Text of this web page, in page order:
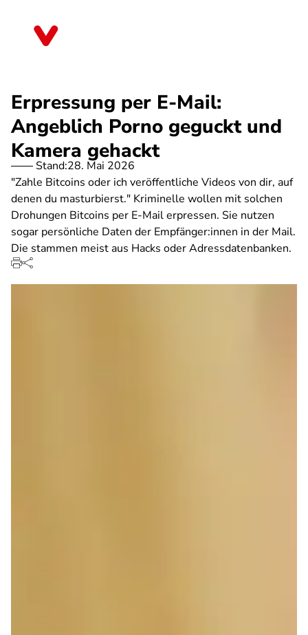
Erpressung per E-Mail:
Angeblich Porno geguckt und
Kamera gehackt
Stand:28. Mai 2026
"Zahle Bitcoins oder ich veröffentliche Videos von dir, auf
denen du masturbierst." Kriminelle wollen mit solchen
Drohungen Bitcoins per E-Mail erpressen. Sie nutzen
sogar persönliche Daten der Empfänger:innen in der Mail.
Die stammen meist aus Hacks oder Adressdatenbanken.